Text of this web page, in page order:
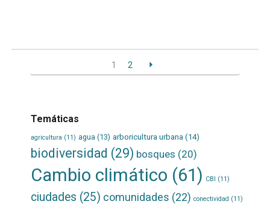
1 2
Temáticas
agricultura (11) agua (13) arboricultura urbana (14)
biodiversidad (29) bosques (20)
Cambio climático (61) CBI (11)
ciudades (25) comunidades (22) conectividad (11)